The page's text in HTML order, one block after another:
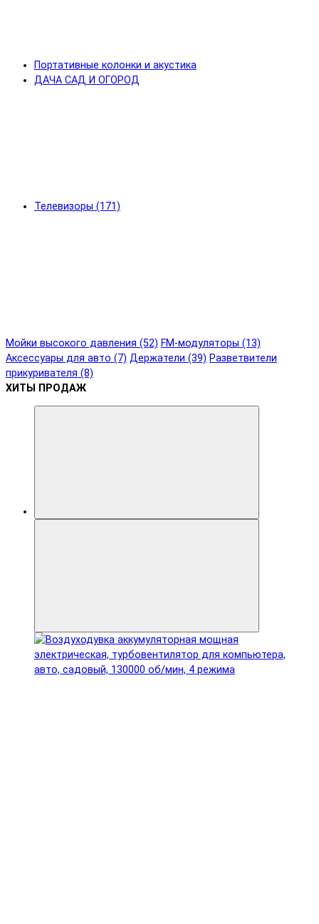
Портативные колонки и акустика
ДАЧА САД И ОГОРОД
Телевизоры (171)
Мойки высокого давления (52) FM-модуляторы (13)
Аксессуары для авто (7) Держатели (39) Разветвители
прикуривателя (8)
ХИТЫ ПРОДАЖ